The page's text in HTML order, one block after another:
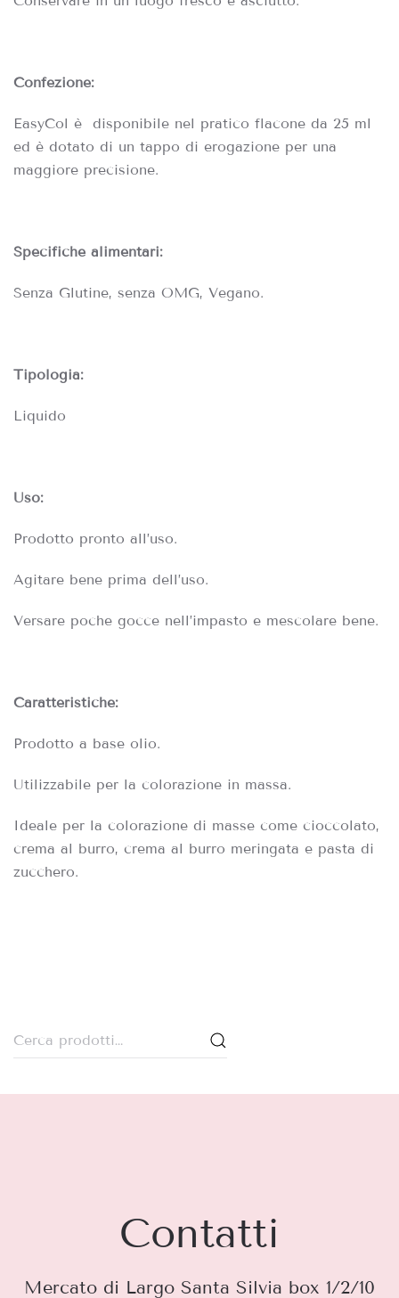
Confezione:
EasyCol è disponibile nel pratico flacone da 25 ml
ed è dotato di un tappo di erogazione per una
maggiore precisione.
Specifiche alimentari:
Senza Glutine, senza OMG, Vegano.
Tipologia:
Liquido
Uso:
Prodotto pronto all’uso.
Agitare bene prima dell’uso.
Versare poche gocce nell’impasto e mescolare bene.
Caratteristiche:
Prodotto a base olio.
Utilizzabile per la colorazione in massa.
Ideale per la colorazione di masse come cioccolato,
crema al burro, crema al burro meringata e pasta di
zucchero.
Cerca:
Contatti
Mercato di Largo Santa Silvia box 1/2/10